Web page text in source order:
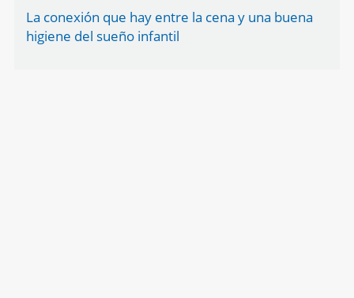
La conexión que hay entre la cena y una buena
higiene del sueño infantil